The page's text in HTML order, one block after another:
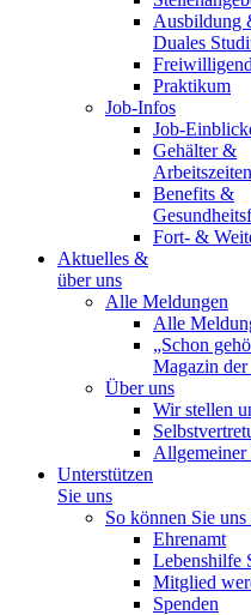
Ausbildung
Duales
Praktikum
Job-Infos
Job-
Gehälter &
Arbeitszeiten
Benefits &
Fort- &
Aktuelles &
über uns
Alle Meldungen
Alle
„Schon
Magazin
Über uns
Wir stellen
Unterstützen
Sie uns
So können Sie uns
Ehrenamt
Lebenshilfe
Mitglied
Spenden